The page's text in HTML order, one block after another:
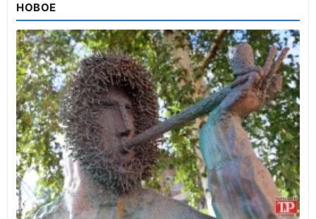
НОВОЕ